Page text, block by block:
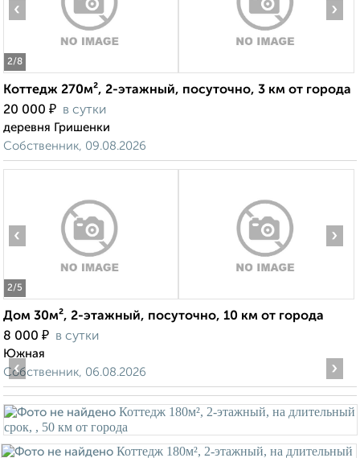
2/8
‹ ›
Коттедж 270м², 2-этажный, посуточно, 3 км от города
20 000 ₽ в сутки
деревня Гришенки
Собственник, 09.08.2026
2/5
‹ ›
Дом 30м², 2-этажный, посуточно, 10 км от города
8 000 ₽ в сутки
Южная
Собственник, 06.08.2026
‹ ›